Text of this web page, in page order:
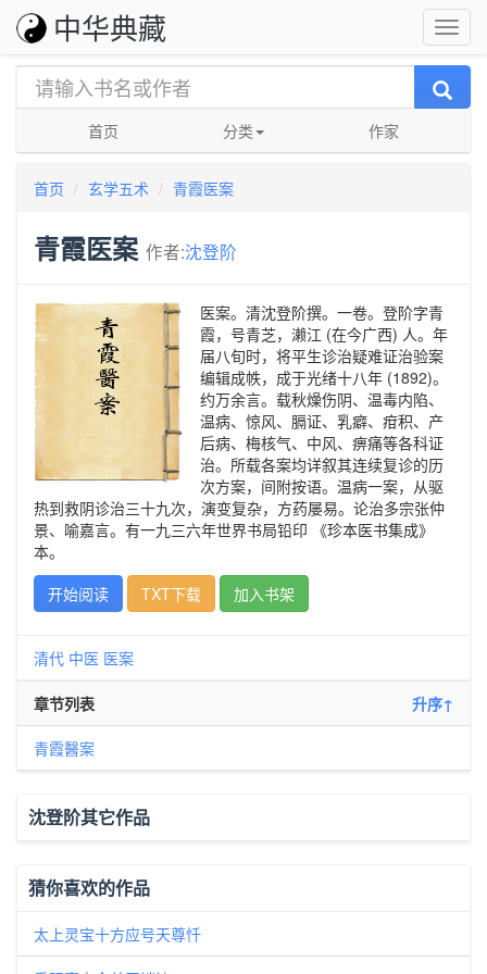
中华典藏
首页 分类 作家
首页 玄学五术 青霞医案
青霞医案 作者:沈登阶
医案。清沈登阶撰。一卷。登阶字青
霞，号青芝，濑江 (在今广西) 人。年
届八旬时，将平生诊治疑难证治验案
编辑成帙，成于光绪十八年 (1892)。
约万余言。载秋燥伤阴、温毒内陷、
温病、惊风、膈证、乳癖、疳积、产
后病、梅核气、中风、痹痛等各科证
治。所载各案均详叙其连续复诊的历
次方案，间附按语。温病一案，从驱
热到救阴诊治三十九次，演变复杂，方药屡易。论治多宗张仲
景、喻嘉言。有一九三六年世界书局铅印 《珍本医书集成》
本。
开始阅读
TXT下载 加入书架
清代 中医 医案
章节列表 升序↑
青霞醫案
沈登阶其它作品
猜你喜欢的作品
太上灵宝十方应号天尊忏